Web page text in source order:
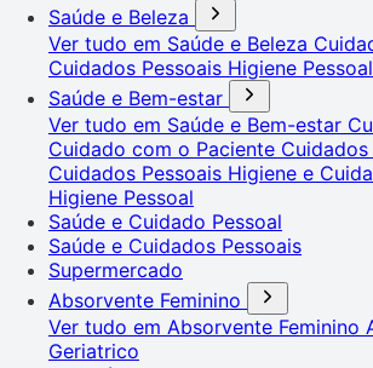
Saúde e Beleza
Ver tudo em Saúde e Beleza
Cuidados Pessoais Higiene Pessoal
Saúde e Bem-estar
Ver tudo em Saúde e Bem-estar
Cuidado com o Paciente
Cuidados Pessoais Higiene e
Higiene Pessoal
Saúde e Cuidado Pessoal
Saúde e Cuidados Pessoais
Supermercado
Absorvente Feminino
Ver tudo em Absorvente Feminino
Geriatrico